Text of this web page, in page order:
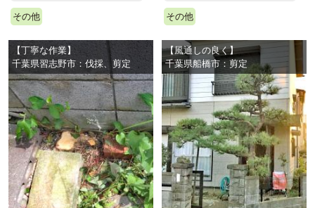
その他 その他
【丁寧な作業】
千葉県習志野市：伐採、剪定
【風通しの良く】
千葉県船橋市：剪定